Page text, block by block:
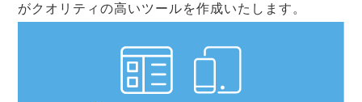
がクオリティの高いツールを作成いたします。